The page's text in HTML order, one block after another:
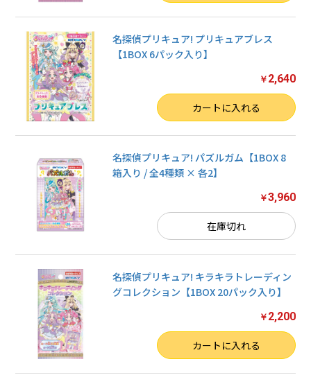
名探偵プリキュア! プリキュアブレス
【1BOX 6パック入り】
￥ 2,640
カートに入れる
名探偵プリキュア! パズルガム【1BOX 8
箱入り / 全4種類 × 各2】
￥3,960
在庫切れ
名探偵プリキュア! キラキラトレーディン
グコレクション【1BOX 20パック入り】
￥ 2,200
カートに入れる